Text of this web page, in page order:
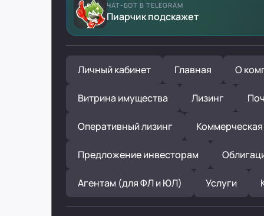
ЧАТ-БОТ В TELEGRAM
Пиарчик подскажет
Личный кабинет Главная О
Витрина имущества Лизинг
Оперативный лизинг
Предложение инвесторам
Агентам (для ФЛ и ЮЛ) Услуги